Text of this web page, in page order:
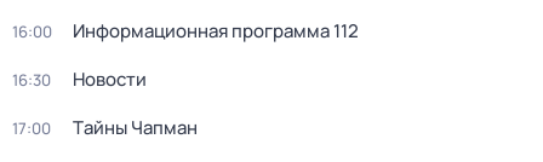
16:00 Информационная программа 112
16:30 Новости
17:00 Тaйны Чапман